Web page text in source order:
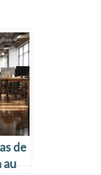
de
au